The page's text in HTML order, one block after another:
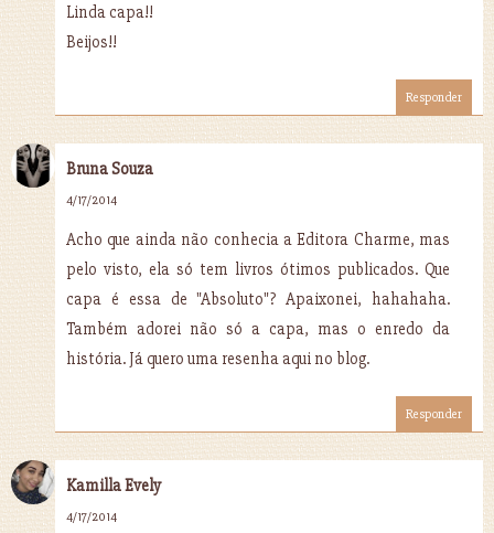
Linda capa!!
Beijos!!
Responder
Bruna Souza
4/17/2014
Acho que ainda não conhecia a Editora Charme, mas
pelo visto, ela só tem livros ótimos publicados. Que
capa é essa de "Absoluto"? Apaixonei, hahahaha.
Também adorei não só a capa, mas o enredo da
história. Já quero uma resenha aqui no blog.
Responder
Kamilla Evely
4/17/2014